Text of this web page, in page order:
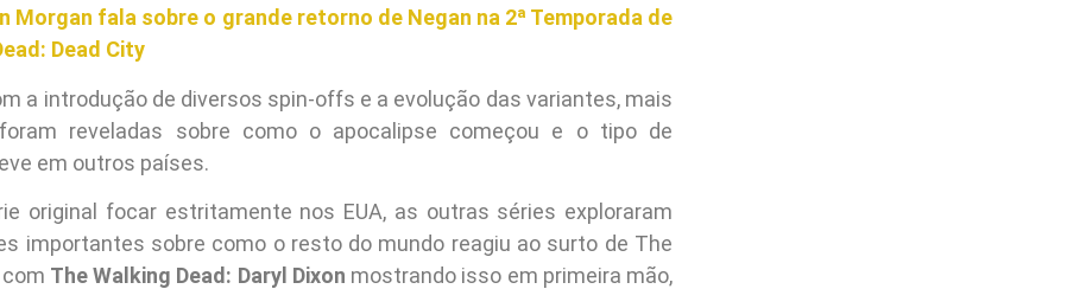
Morgan fala sobre o grande retorno de Negan na 2ª Temporada de
Dead City
a introdução de diversos spin-offs e a evolução das variantes, mais
reveladas sobre como o apocalipse começou e o tipo de
em outros países.
original focar estritamente nos EUA, as outras séries exploraram
importantes sobre como o resto do mundo reagiu ao surto de The
com The Walking Dead: Daryl Dixon mostrando isso em primeira mão,